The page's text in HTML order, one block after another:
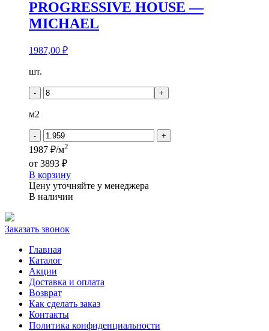
PROGRESSIVE HOUSE —
MICHAEL
1987,00 ₽
Количество
PROGRESSIVE
-
шт.
- +
м2
- +
1987 ₽/м2
от 3893 ₽
В корзину
Цену уточняйте у менеджера
В наличии
Заказать звонок
Главная
Каталог
Акции
Доставка и оплата
Возврат
Как сделать заказ
Контакты
Политика конфиденциальности